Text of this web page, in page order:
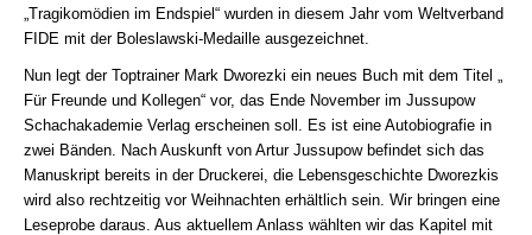
„Tragikomödien im Endspiel“ wurden in diesem Jahr vom Weltverband
FIDE mit der Boleslawski-Medaille ausgezeichnet.
Nun legt der Toptrainer Mark Dworezki ein neues Buch mit dem Titel „
Für Freunde und Kollegen“ vor, das Ende November im Jussupow
Schachakademie Verlag erscheinen soll. Es ist eine Autobiografie in
zwei Bänden. Nach Auskunft von Artur Jussupow befindet sich das
Manuskript bereits in der Druckerei, die Lebensgeschichte Dworezkis
wird also rechtzeitig vor Weihnachten erhältlich sein. Wir bringen eine
Leseprobe daraus. Aus aktuellem Anlass wählten wir das Kapitel mit